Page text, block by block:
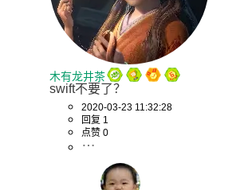
木有龙井茶
swift不要了？
2020-03-23 11:32:28
回复 1
点赞 0